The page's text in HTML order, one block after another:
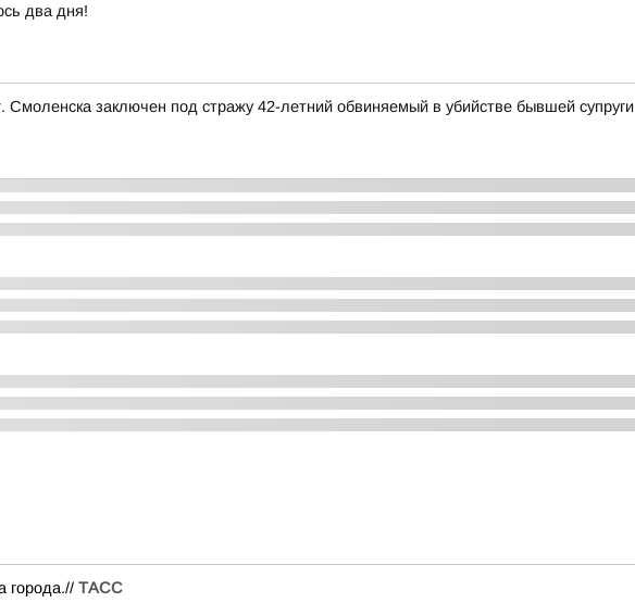
два дня!
Смоленска заключен под стражу 42-летний обвиняемый в убийстве бывшей супруги
города.// ТАСС